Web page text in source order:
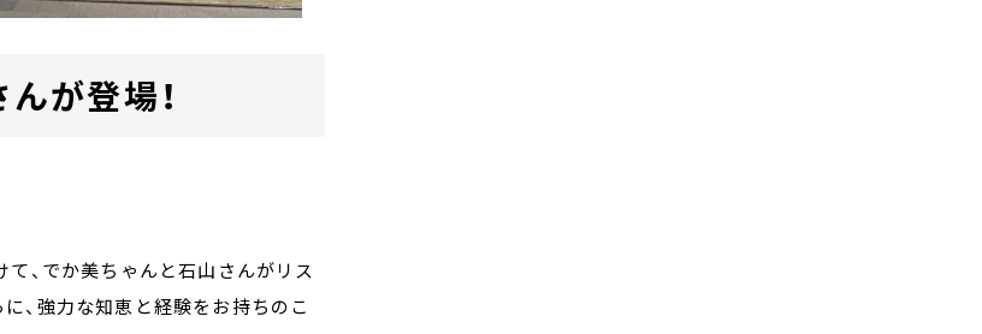
が登場！
て、でか美ちゃんと石山さんがリス
、強力な知恵と経験をお持ちのこ